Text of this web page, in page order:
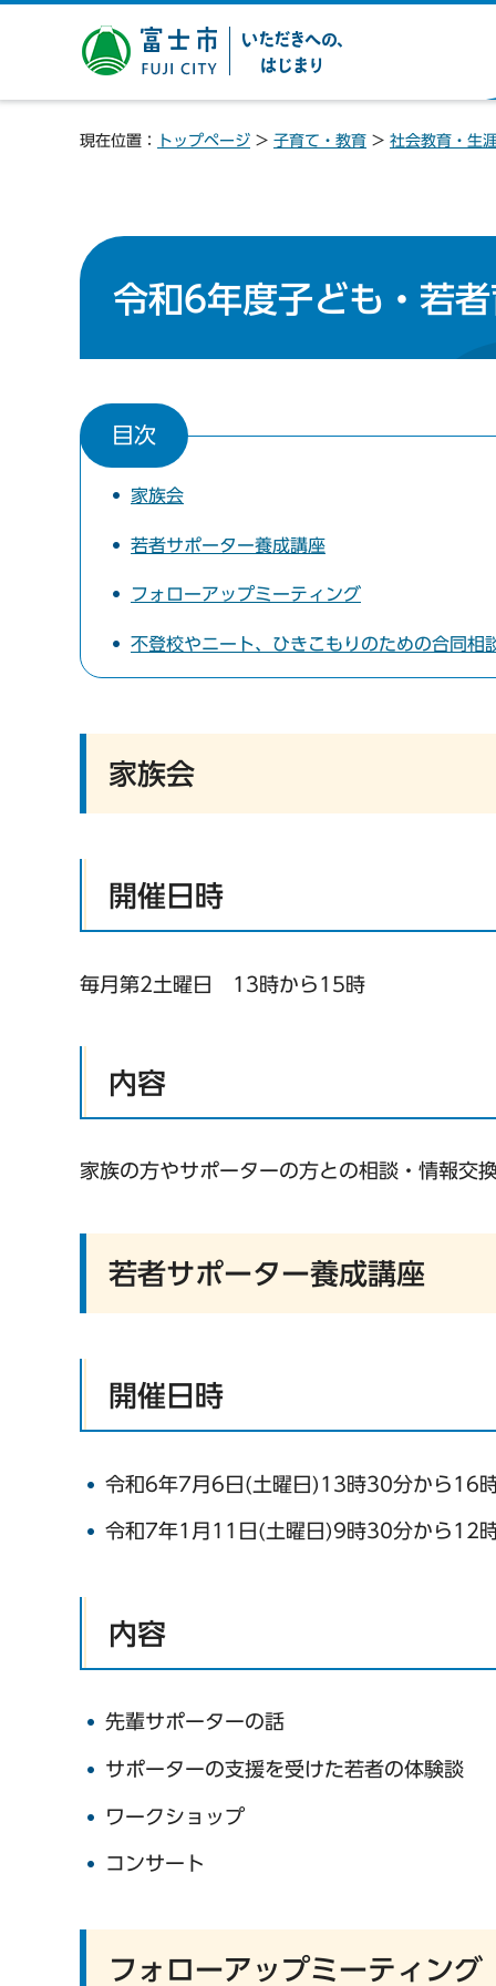
富士市 いただきへの、は
じまり
現在位置： トップページ > 子育て・教育 > 社会教育・生
令和6年度子ども・若
目次
家族会
若者サポーター養成講座
フォローアップミーティング
不登校やニート、ひきこもりのための合同相
家族会
開催日時
毎月第2土曜日 13時から15時
内容
家族の方やサポーターの方との相談・情報交
若者サポーター養成講座
開催日時
令和6年7月6日(土曜日)13時30分から16
令和7年1月11日(土曜日)9時30分から12
内容
先輩サポーターの話
サポーターの支援を受けた若者の体験談
ワークショップ
コンサート
フォローアップミーティング